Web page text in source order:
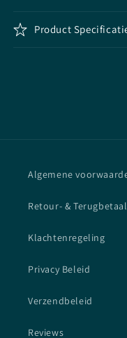
Product
Algemene
Retour- &
Klachtenregeling
Privacy Beleid
Verzendbeleid
Reviews